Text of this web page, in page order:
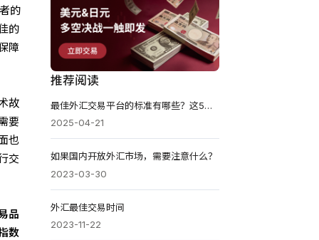
的
的
障
故
要
也
交
品
数
推荐阅读
最佳外汇交易平台的标准有哪些？这5个维度决定交易成败
2025-04-21
如果国内开放外汇市场，需要注意什么？
2023-03-30
外汇最佳交易时间
2023-11-22